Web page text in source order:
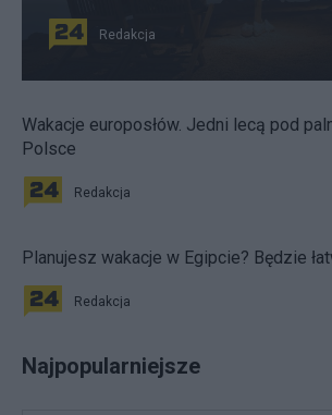
Redakcja
Wakacje europosłów. Jedni lecą pod
Polsce
Redakcja
Planujesz wakacje w Egipcie? Będzie
Redakcja
Najpopularniejsze